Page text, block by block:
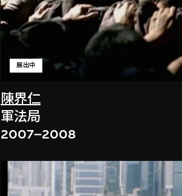
陳界仁
展出中
軍法局
2007–2008